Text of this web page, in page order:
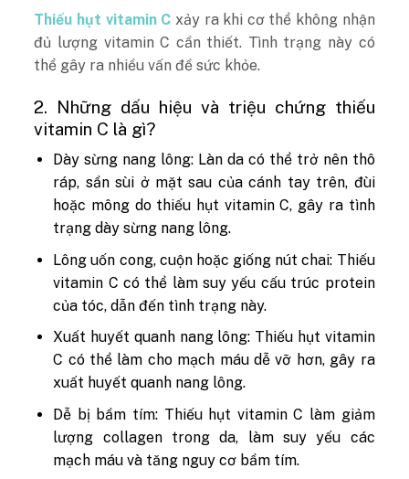
Thiếu hụt vitamin C xảy ra khi cơ thể không nhận
đủ lượng vitamin C cần thiết. Tình trạng này có
thể gây ra nhiều vấn đề sức khỏe.
2. Những dấu hiệu và triệu chứng thiếu
vitamin C là gì?
Dày sừng nang lông: Làn da có thể trở nên thô
ráp, sần sùi ở mặt sau của cánh tay trên, đùi
hoặc mông do thiếu hụt vitamin C, gây ra tình
trạng dày sừng nang lông.
Lông uốn cong, cuộn hoặc giống nút chai: Thiếu
vitamin C có thể làm suy yếu cấu trúc protein
của tóc, dẫn đến tình trạng này.
Xuất huyết quanh nang lông: Thiếu hụt vitamin
C có thể làm cho mạch máu dễ vỡ hơn, gây ra
xuất huyết quanh nang lông.
Dễ bị bầm tím: Thiếu hụt vitamin C làm giảm
lượng collagen trong da, làm suy yếu các
mạch máu và tăng nguy cơ bầm tím.